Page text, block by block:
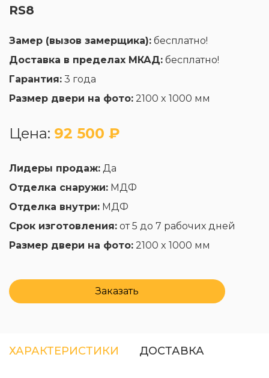
RS8
Замер (вызов замерщика): бесплатно!
Доставка в пределах МКАД: бесплатно!
Гарантия: 3 года
Размер двери на фото: 2100 x 1000 мм
Цена: 92 500 ₽
Лидеры продаж: Да
Отделка снаружи: МДФ
Отделка внутри: МДФ
Срок изготовления: от 5 до 7 рабочих дней
Размер двери на фото: 2100 x 1000 мм
Заказать
ХАРАКТЕРИСТИКИ ДОСТАВКА